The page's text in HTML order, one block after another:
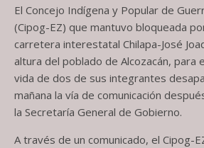
El Concejo Indígena y Popular de
(Cipog-EZ) que mantuvo bloqueada
carretera interestatal Chilapa-José
altura del poblado de Alcozacán, para
vida de dos de sus integrantes
mañana la vía de comunicación
la Secretaría General de Gobierno.
A través de un comunicado, el Cipog-